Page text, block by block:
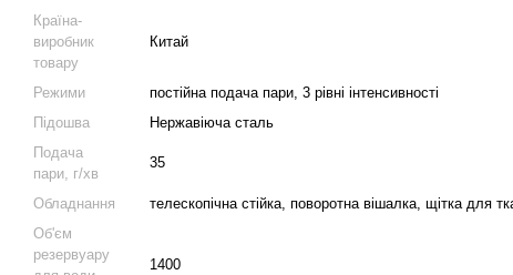
Країна-
виробник
товару
Китай
Режими
постійна подача пари, 3 рівні інтенсивності
Підошва
Нержавіюча сталь
Подача
пари, г/хв
35
Обладнання
телескопічна стійка, поворотна вішалка, щітка для
Об'єм
резервуару
1400